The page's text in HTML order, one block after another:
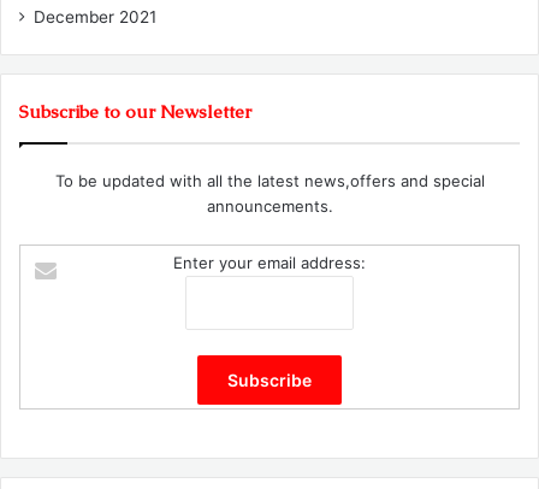
December 2021
Subscribe to our Newsletter
To be updated with all the latest news,offers and special
announcements.
Enter your email address: